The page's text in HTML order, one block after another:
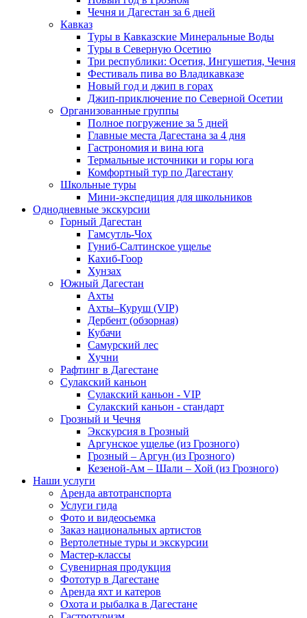
Чечня и Дагестан за 6 дней
Кавказ
Туры в Кавказские Минеральные Воды
Туры в Северную Осетию
Три республики: Осетия, Ингушетия, Чечня
Фестиваль пива во Владикавказе
Новый год и джип в горах
Джип-приключение по Северной Осетии
Организованные группы
Полное погружение за 5 дней
Главные места Дагестана за 4 дня
Гастрономия и вина юга
Термальные источники и горы юга
Комфортный тур по Дагестану
Школьные туры
Мини-экспедиция для школьников
Однодневные экскурсии
Горный Дагестан
Гамсутль-Чох
Гуниб-Салтинское ущелье
Кахиб-Гоор
Хунзах
Южный Дагестан
Ахты
Ахты–Куруш (VIP)
Дербент (обзорная)
Кубачи
Самурский лес
Хучни
Рафтинг в Дагестане
Сулакский каньон
Сулакский каньон - VIP
Сулакский каньон - стандарт
Грозный и Чечня
Экскурсия в Грозный
Аргунское ущелье (из Грозного)
Грозный – Аргун (из Грозного)
Кезеной-Ам – Шали – Хой (из Грозного)
Наши услуги
Аренда автотранспорта
Услуги гида
Фото и видеосьемка
Заказ национальных артистов
Вертолетные туры и экскурсии
Мастер-классы
Сувенирная продукция
Фототур в Дагестане
Аренда яхт и катеров
Охота и рыбалка в Дагестане